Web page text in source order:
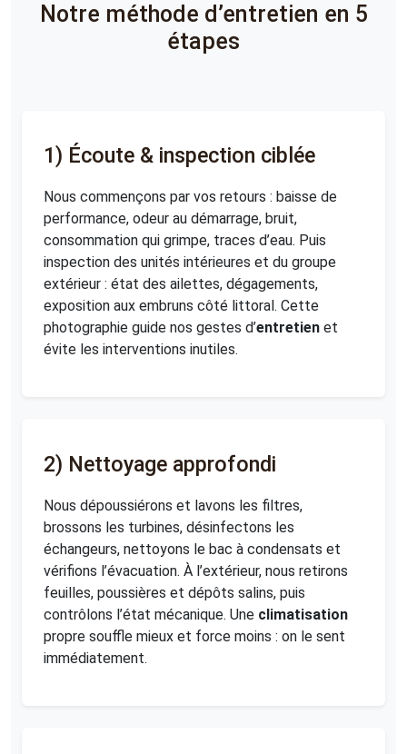
Notre méthode d’entretien en 5
étapes
1) Écoute & inspection ciblée
Nous commençons par vos retours : baisse de
performance, odeur au démarrage, bruit,
consommation qui grimpe, traces d’eau. Puis
inspection des unités intérieures et du groupe
extérieur : état des ailettes, dégagements,
exposition aux embruns côté littoral. Cette
photographie guide nos gestes d’entretien et
évite les interventions inutiles.
2) Nettoyage approfondi
Nous dépoussiérons et lavons les filtres,
brossons les turbines, désinfectons les
échangeurs, nettoyons le bac à condensats et
vérifions l’évacuation. À l’extérieur, nous retirons
feuilles, poussières et dépôts salins, puis
contrôlons l’état mécanique. Une climatisation
propre souffle mieux et force moins : on le sent
immédiatement.